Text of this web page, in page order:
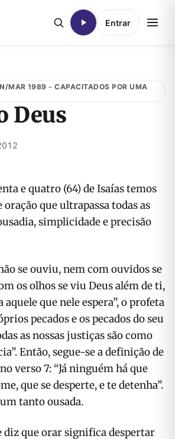
Entrar
MAR 1989 - CAPACITADOS POR UMA
Deus
e quatro (64) de Isaías temos
que ultrapassa todas as
simplicidade e precisão
se ouviu, nem com ouvidos se
os olhos se viu Deus além de ti,
que nele espera”, o profeta
pecados e os pe­cados do seu
as nossas justiças são como
Então, segue-se a definição de
verso 7: “Já nin­guém há que
que se desperte, e te detenha”.
tanto ousada.
diz que orar significa despertar